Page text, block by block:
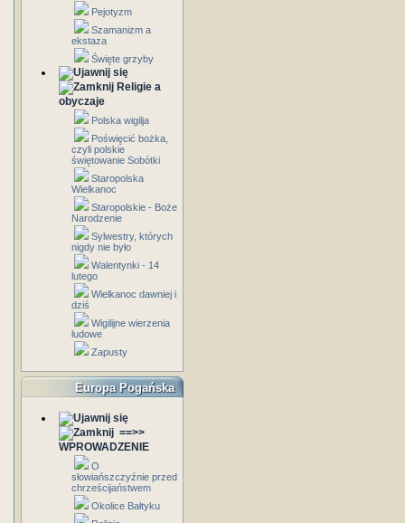
Pejotyzm
Szamanizm a
ekstaza
Święte grzyby
Religie a
obyczaje
Polska wigilja
Poświęcić bożka,
czyli polskie
świętowanie Sobótki
Staropolska
Wielkanoc
Staropolskie - Boże
Narodzenie
Sylwestry, których
nigdy nie było
Walentynki - 14
lutego
Wielkanoc dawniej i
dziś
Wigilijne wierzenia
ludowe
Zapusty
Europa Pogańska
==>>
WPROWADZENIE
O
słowiańszczyźnie przed
chrześcijaństwem
Okolice Bałtyku